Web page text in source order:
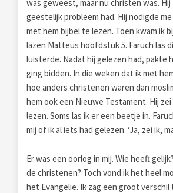
was geweest, maar nu christen was. Hij
geestelijk probleem had. Hij nodigde
met hem bijbel te lezen. Toen kwam ik
lazen Matteus hoofdstuk 5. Faruch las
luisterde. Nadat hij gelezen had, pakte
ging bidden. In die weken dat ik met
hoe anders christenen waren dan
hem ook een Nieuwe Testament. Hij
lezen. Soms las ik er een beetje in.
mij of ik al iets had gelezen. ‘Ja, zei ik,
Er was een oorlog in mij. Wie heeft
de christenen? Toch vond ik het heel
het Evangelie. Ik zag een groot